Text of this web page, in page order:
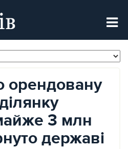
орендовану
3 млн
державі